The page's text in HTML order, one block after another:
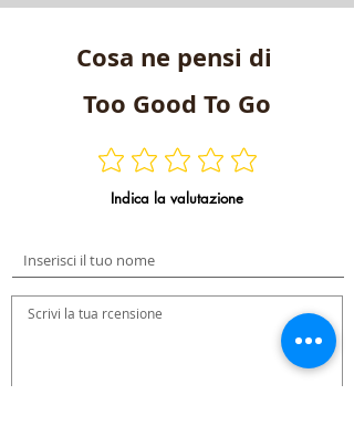
Cosa ne pensi di
Too Good To Go
Indica la valutazione